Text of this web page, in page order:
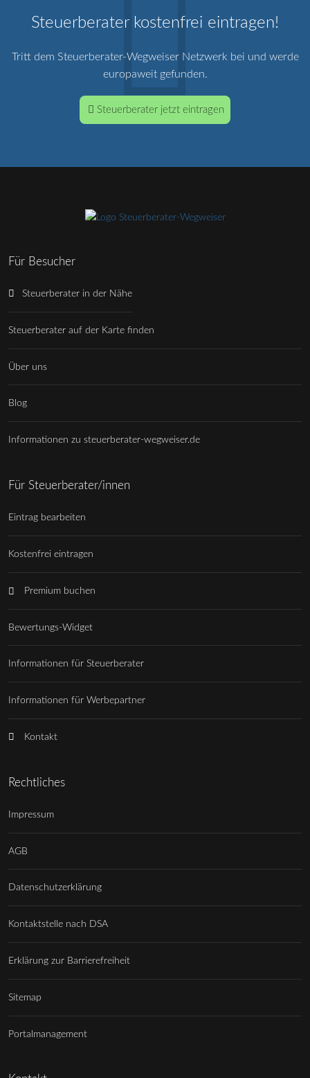
Steuerberater kostenfrei eintragen!
Tritt dem Steuerberater-Wegweiser Netzwerk bei und werde
europaweit gefunden.
Steuerberater jetzt eintragen
Für Besucher
Steuerberater in der Nähe
Steuerberater auf der Karte finden
Über uns
Blog
Informationen zu steuerberater-wegweiser.de
Für Steuerberater/innen
Eintrag bearbeiten
Kostenfrei eintragen
Premium buchen
Bewertungs-Widget
Informationen für Steuerberater
Informationen für Werbepartner
Kontakt
Rechtliches
Impressum
AGB
Datenschutzerklärung
Kontaktstelle nach DSA
Erklärung zur Barrierefreiheit
Sitemap
Portalmanagement